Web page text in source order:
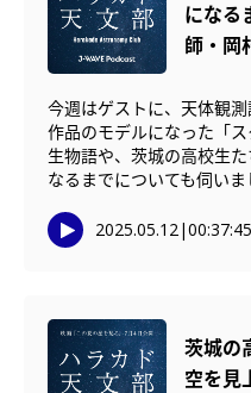
になる
師・岡
今週はゲストに、天体観
作品のモデルになった「
生物語や、茨城の高校生
なるまでについても伺いま
2025.05.12|00:37:45
茨城の
空を見